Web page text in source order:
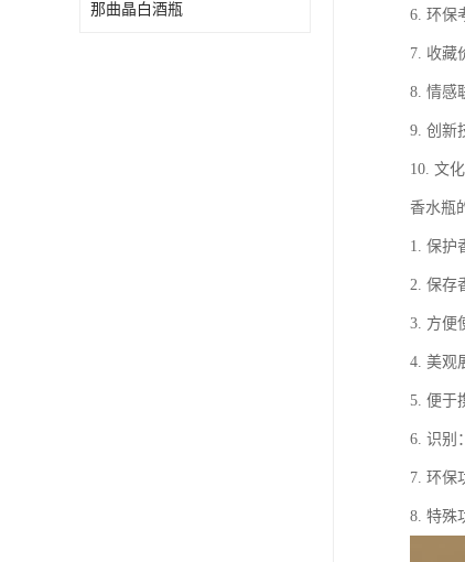
那曲晶白酒瓶 6. 环保
7. 收藏
8. 情感
9. 创新
10. 文
香水瓶
1. 保护
2. 保存
3. 方便
4. 美观
5. 便于
6. 识别
7. 环保
8. 特殊